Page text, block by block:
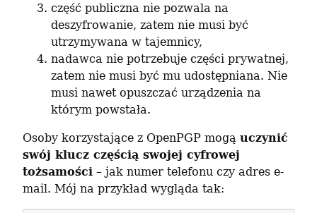
część publiczna nie pozwala na
deszyfrowanie, zatem nie musi być
utrzymywana w tajemnicy,
nadawca nie potrzebuje części prywatnej,
zatem nie musi być mu udostępniana. Nie
musi nawet opuszczać urządzenia na
którym powstała.
Osoby korzystające z OpenPGP mogą uczynić
swój klucz częścią swojej cyfrowej
tożsamości – jak numer telefonu czy adres e-
mail. Mój na przykład wygląda tak: